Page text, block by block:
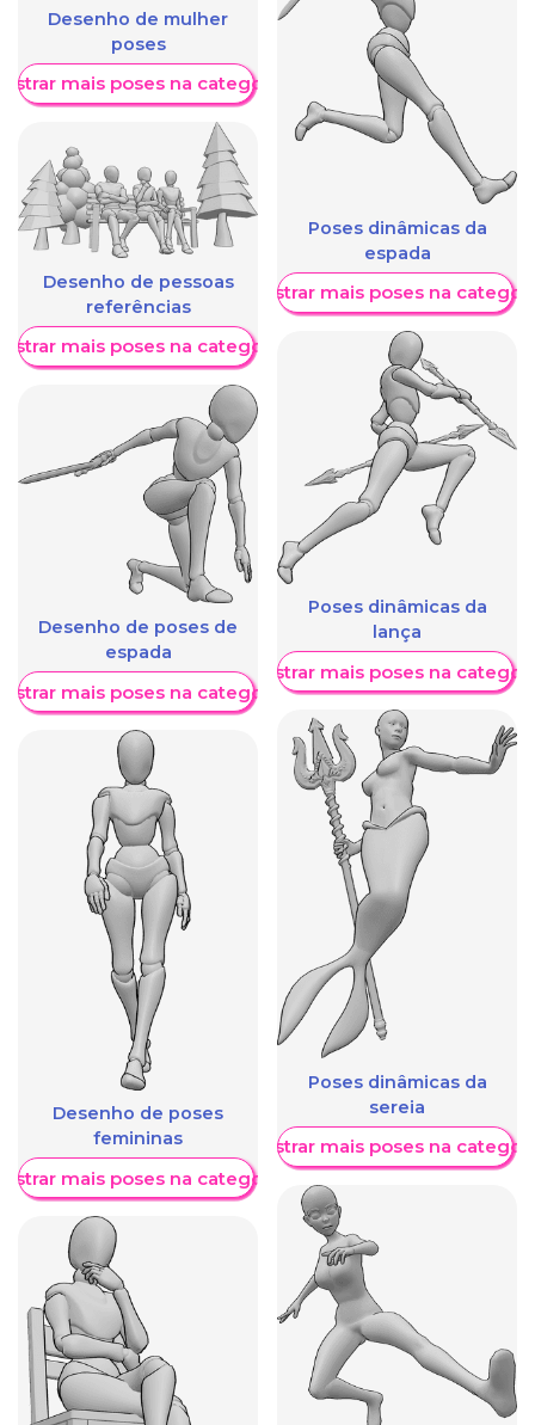
Desenho de mulher
poses
mais poses na categoria
Desenho de pessoas
referências
mais poses na categoria
Desenho de poses de
espada
mais poses na categoria
Desenho de poses
femininas
mais poses na categoria
Poses dinâmicas da
espada
Mostrar mais poses na
Poses dinâmicas da
lança
Mostrar mais poses na
Poses dinâmicas da
sereia
Mostrar mais poses na